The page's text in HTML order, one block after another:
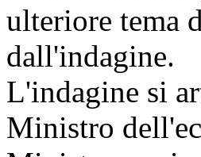
ulteriore tema
dall'indagine.
L'indagine si
Ministro